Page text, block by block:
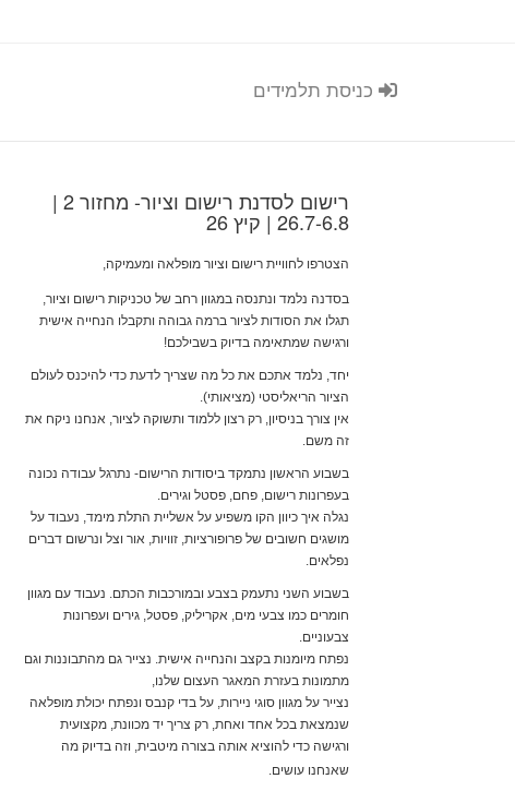
כניסת תלמידים
רישום לסדנת רישום וציור- מחזור 2 |
26.7-6.8 | קיץ 26
הצטרפו לחוויית רישום וציור מופלאה ומעמיקה,
בסדנה נלמד ונתנסה במגוון רחב של טכניקות רישום וציור,
תגלו את הסודות לציור ברמה גבוהה ותקבלו הנחייה אישית
ורגישה שמתאימה בדיוק בשבילכם!
יחד, נלמד אתכם את כל מה שצריך לדעת כדי להיכנס לעולם
הציור הריאליסטי (מציאותי).
אין צורך בניסיון, רק רצון ללמוד ותשוקה לציור, אנחנו ניקח את
זה משם.
בשבוע הראשון נתמקד ביסודות הרישום- נתרגל עבודה נכונה
בעפרונות רישום, פחם, פסטל וגירים.
נגלה איך כיוון הקו משפיע על אשליית התלת מימד, נעבוד על
מושגים חשובים של פרופורציות, זוויות, אור וצל ונרשום דברים
נפלאים.
בשבוע השני נתעמק בצבע ובמורכבות הכתם. נעבוד עם מגוון
חומרים כמו צבעי מים, אקריליק, פסטל, גירים ועפרונות
צבעוניים.
נפתח מיומנות בקצב והנחייה אישית. נצייר גם מהתבוננות וגם
מתמונות בעזרת המאגר העצום שלנו,
נצייר על מגוון סוגי ניירות, על בדי קנבס ונפתח יכולת מופלאה
שנמצאת בכל אחד ואחת, רק צריך יד מכוונת, מקצועית
ורגישה כדי להוציא אותה בצורה מיטבית, וזה בדיוק מה
שאנחנו עושים.